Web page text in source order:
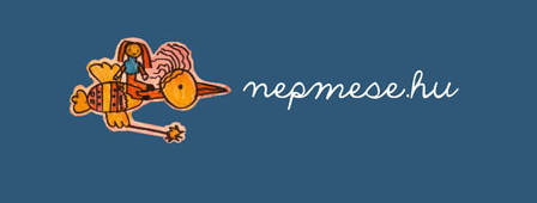
útján terjedő elbeszélésekből,
melyeket olyan ismert gyűjtők
állítottak össze, mint Benedek